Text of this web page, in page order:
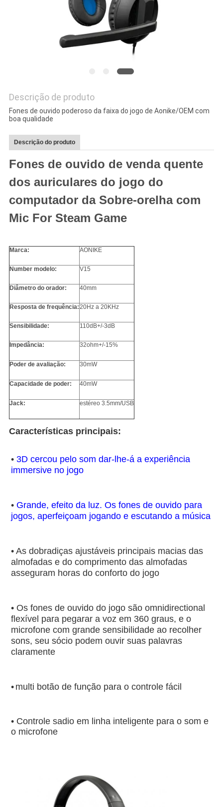
Descrição de produto
Fones de ouvido poderoso da faixa do jogo de Aonike/OEM com
boa qualidade
Descrição do produto
Fones de ouvido de venda quente
dos auriculares do jogo do
computador da Sobre-orelha com
Mic For Steam Game
Marca: AONIKE
Number modelo: V15
Diâmetro do orador: 40mm
Resposta de frequência:20Hz a 20KHz
Sensibilidade: 110dB+/-3dB
Impedância: 32ohm+/-15%
Poder de avaliação: 30mW
Capacidade de poder: 40mW
Jack: estéreo 3.5mm/USB
Características principais:
• 3D cercou pelo som dar-lhe-á a experiência
immersive no jogo
• Grande, efeito da luz. Os fones de ouvido para
jogos, aperfeiçoam jogando e escutando a música
• As dobradiças ajustáveis principais macias das
almofadas e do comprimento das almofadas
asseguram horas do conforto do jogo
• Os fones de ouvido do jogo são omnidirectional
flexível para pegarar a voz em 360 graus, e o
microfone com grande sensibilidade ao recolher
sons, seu sócio podem ouvir suas palavras
claramente
• multi botão de função para o controle fácil
• Controle sadio em linha inteligente para o som e
o microfone